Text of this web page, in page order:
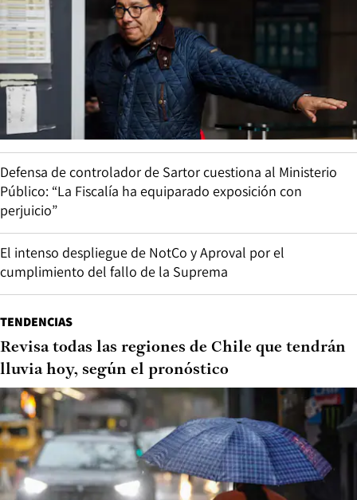
Defensa de controlador de Sartor cuestiona al Ministerio
Público: “La Fiscalía ha equiparado exposición con
perjuicio”
El intenso despliegue de NotCo y Aproval por el
cumplimiento del fallo de la Suprema
TENDENCIAS
Revisa todas las regiones de Chile que tendrán
lluvia hoy, según el pronóstico